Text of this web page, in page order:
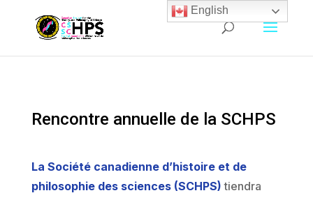
Rencontre annuelle de la SCHPS
La Société canadienne d’histoire et de
philosophie des sciences (SCHPS) tiendra
English